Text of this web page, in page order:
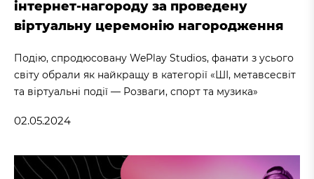
інтернет-нагороду за проведену
віртуальну церемонію нагородження
Подію, спродюсовану WePlay Studios, фанати з усього
світу обрали як найкращу в категорії «ШІ, метавсесвіт
та віртуальні події — Розваги, спорт та музика»
02.05.2024